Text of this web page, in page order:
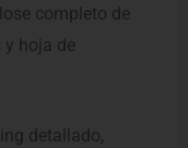
completo de
hoja de
detallado,